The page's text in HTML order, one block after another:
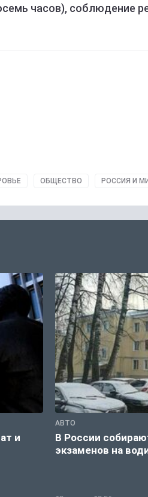
часов), соблюдение
ОБЩЕСТВО РОССИЯ И
и
АВТО
В России
экзаменов на